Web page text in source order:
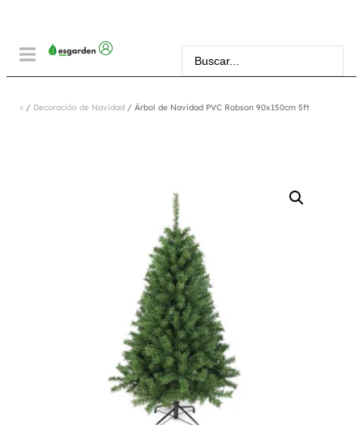
< / Decoración de Navidad / Árbol de Navidad PVC Robson 90x150cm 5ft